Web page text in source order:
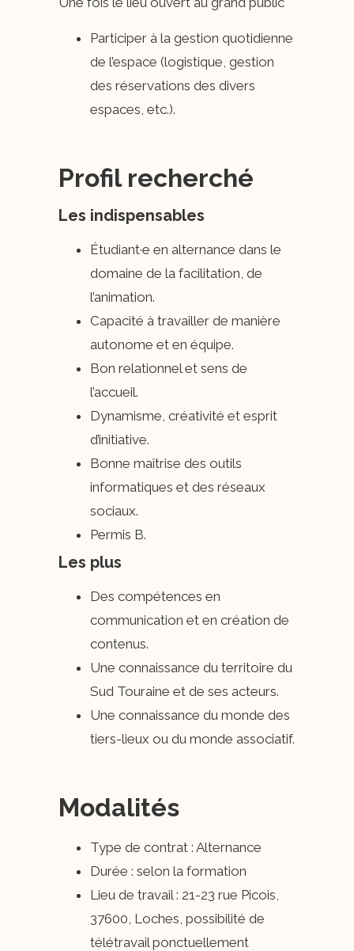
Participer à la gestion quotidienne
de l’espace (logistique, gestion
des réservations des divers
espaces, etc.).
Profil recherché
Les indispensables
Étudiant·e en alternance dans le
domaine de la facilitation, de
l’animation.
Capacité à travailler de manière
autonome et en équipe.
Bon relationnel et sens de
l’accueil.
Dynamisme, créativité et esprit
d’initiative.
Bonne maîtrise des outils
informatiques et des réseaux
sociaux.
Permis B.
Les plus
Des compétences en
communication et en création de
contenus.
Une connaissance du territoire du
Sud Touraine et de ses acteurs.
Une connaissance du monde des
tiers-lieux ou du monde associatif.
Modalités
Type de contrat : Alternance
Durée : selon la formation
Lieu de travail : 21-23 rue Picois,
37600, Loches, possibilité de
télétravail ponctuellement